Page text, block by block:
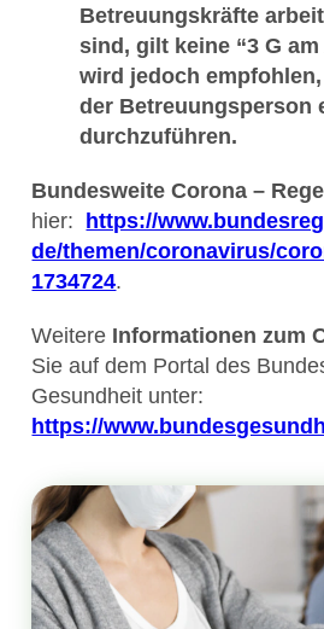
Betreuungskräfte
sind, gilt keine “3 G
wird jedoch
der Betreuungsperson
durchzuführen.
Bundesweite Corona –
hier: https://
de/themen/coronavirus/
1734724.
Weitere Informationen zum
Sie auf dem Portal des
Gesundheit unter:
https://